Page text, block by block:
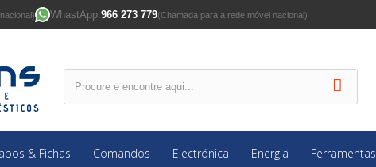
WhastApp:966 273 779(Chamada para a rede móvel nacional)
& Fichas Comandos Electrónica Energia Ferramentas